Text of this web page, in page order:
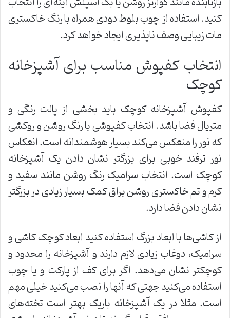
کنید. استفاده از چوب بلوط دودی همراه با رنگ خاکستری
مات زیبایی وصف ناپذیری ایجاد خواهد کرد.
انتخاب کفپوش مناسب برای آشپزخانه
کوچک
کفپوش آشپزخانه کوچک باید بخشی از پالت رنگی و
متریال فضا باشد. انتخاب کفپوشی با رنگ روشن و روکشی
که نور را منعکس می‌کند بسیار هوشمندانه است. انعکاس
نور ترفند خوبی برای بزرگتر نشان دادن یک آشپزخانه
کوچک است. انتخاب سرامیک رنگ روشن مانند سفید و
کرم و تم خاکستری روشن براق کمک بسیار زیادی در بزرگتر
نشان دادن فضا دارد.
از کاشی‌ها با ابعاد بزرگ استفاده کنید ابعاد کوچک کاشی و
سرامیک، دوغاب زیادی لازم دارند و آشپزخانه را محدود و
کوچکتر نشان می‌دهد. اگر برای کف از پارکت و یا چوب
استفاده می‌کنید جهتی که آنها را نصب می‌کنید خیلی مهم
است. مثلا در یک آشپزخانه باریک بهتر است تخته‌های